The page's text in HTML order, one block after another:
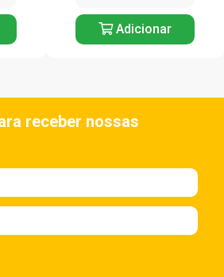
Adicionar
receber nossas